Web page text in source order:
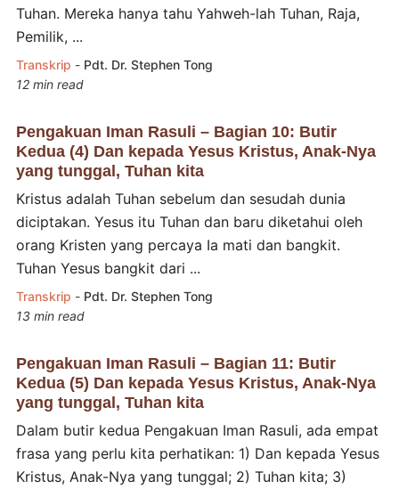
Tuhan. Mereka hanya tahu Yahweh-lah Tuhan, Raja,
Pemilik, ...
Transkrip - Pdt. Dr. Stephen Tong
12 min read
Pengakuan Iman Rasuli – Bagian 10: Butir
Kedua (4) Dan kepada Yesus Kristus, Anak-Nya
yang tunggal, Tuhan kita
Kristus adalah Tuhan sebelum dan sesudah dunia
diciptakan. Yesus itu Tuhan dan baru diketahui oleh
orang Kristen yang percaya Ia mati dan bangkit.
Tuhan Yesus bangkit dari ...
Transkrip - Pdt. Dr. Stephen Tong
13 min read
Pengakuan Iman Rasuli – Bagian 11: Butir
Kedua (5) Dan kepada Yesus Kristus, Anak-Nya
yang tunggal, Tuhan kita
Dalam butir kedua Pengakuan Iman Rasuli, ada empat
frasa yang perlu kita perhatikan: 1) Dan kepada Yesus
Kristus, Anak-Nya yang tunggal; 2) Tuhan kita; 3)